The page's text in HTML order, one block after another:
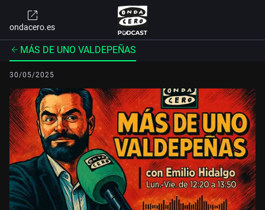
ondacero.es
MÁS DE UNO VALDEPEÑAS
30/05/2025